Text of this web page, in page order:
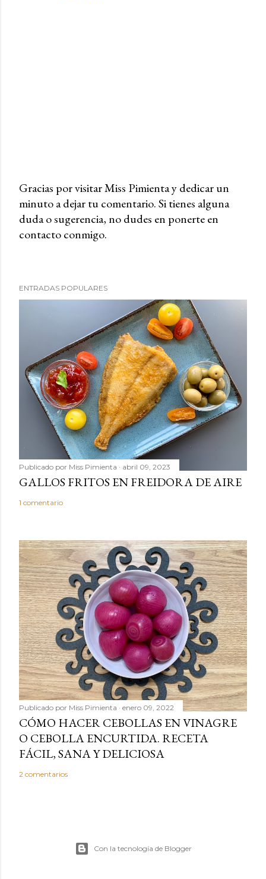
P
u
b
a
r
i
o
Gracias por visitar Miss Pimienta y dedicar un
minuto a dejar tu comentario. Si tienes alguna
duda o sugerencia, no dudes en ponerte en
contacto conmigo.
ENTRADAS POPULARES
Publicado por Miss Pimienta abril 09, 2023
GALLOS FRITOS EN FREIDORA DE AIRE
1 comentario
Publicado por Miss Pimienta enero 09, 2022
CÓMO HACER CEBOLLAS EN VINAGRE
O CEBOLLA ENCURTIDA. RECETA
FÁCIL, SANA Y DELICIOSA
2 comentarios
Con la tecnología de Blogger